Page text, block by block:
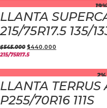
LLANTA
215/75R17.5 135/
$545.000 $440.000
215/75R17.5
LLANTA TERRUS
P255/70R16 111S